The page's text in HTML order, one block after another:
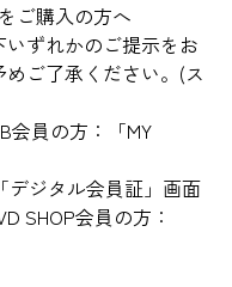
ご購入の方へ
ずれかのご提示をお
ご了承ください。(ス
会員の方：「MY
デジタル会員証」画面
SHOP会員の方：